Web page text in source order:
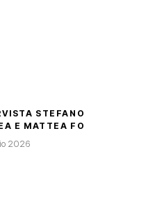
STEFANO
E MATTEA FO
2026